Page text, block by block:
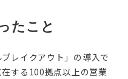
たこと
レイクアウト」の導入で
する100拠点以上の営業